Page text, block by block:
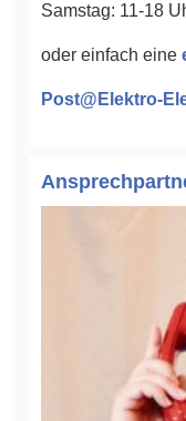
Samstag: 11-18
oder einfach eine
Post@Elektro-